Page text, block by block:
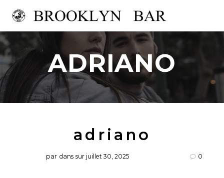
au
ADRIANO
adriano
par dans sur juillet 30, 2025 0